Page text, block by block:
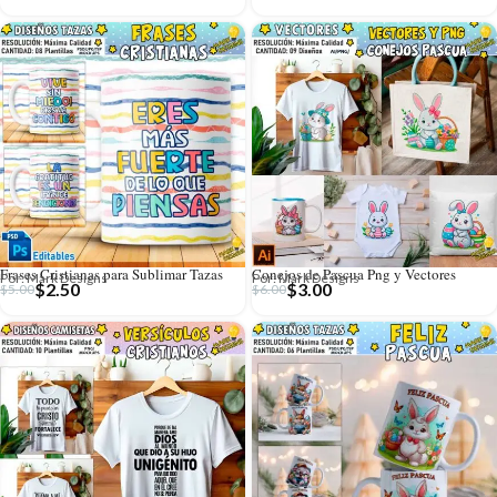
Frases Cristianas para Sublimar Tazas
Por: Mark Designs
$5.00$2.50
Conejos de Pascua Png y Vectores
Por: Mark Designs
$6.00$3.00